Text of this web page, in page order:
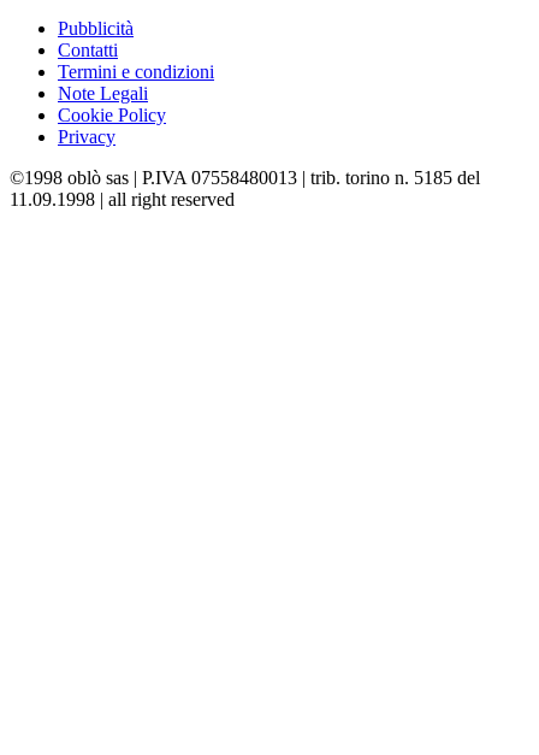
Pubblicità
Contatti
Termini e condizioni
Note Legali
Cookie Policy
Privacy
©1998 oblò sas | P.IVA 07558480013 | trib. torino n. 5185 del
11.09.1998 | all right reserved